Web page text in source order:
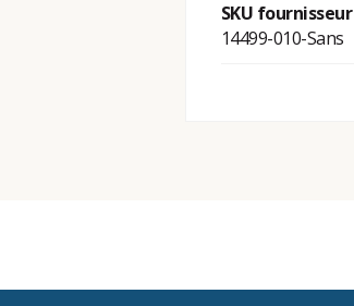
SKU fournisseur
14499-010-Sans